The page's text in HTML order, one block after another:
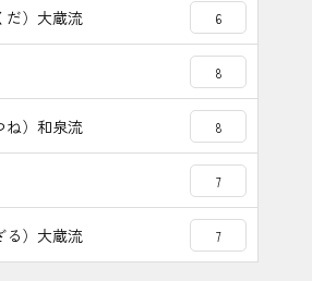
だ）大蔵流 6
8
ね）和泉流 8
7
る）大蔵流 7